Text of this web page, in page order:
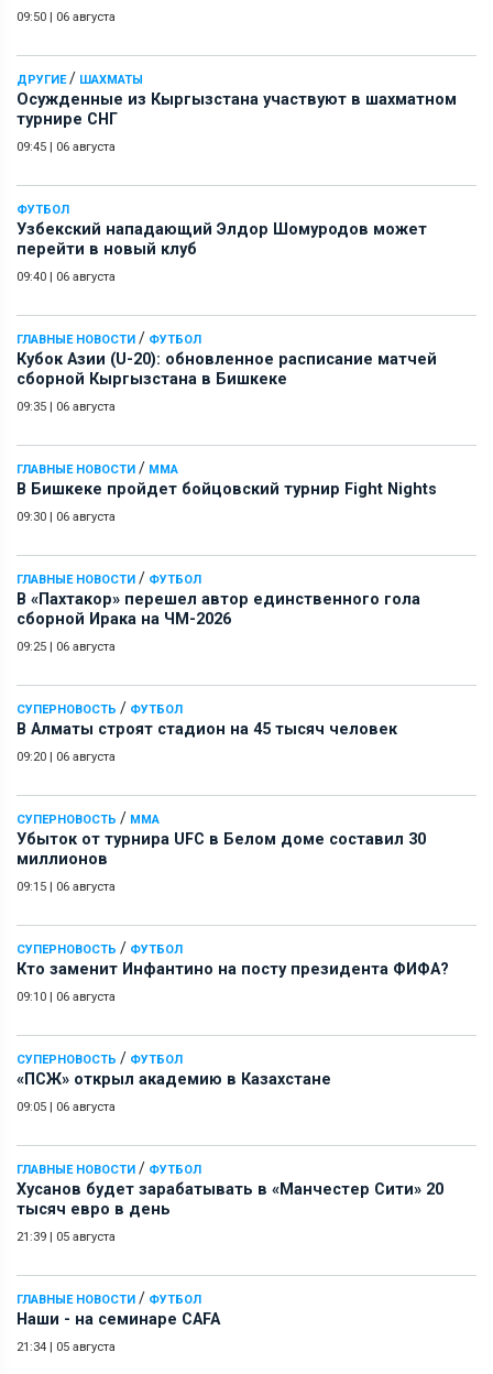
09:50 | 06 августа
ДРУГИЕ/ ШАХМАТЫ
Осужденные из Кыргызстана участвуют в шахматном
турнире СНГ
09:45 | 06 августа
ФУТБОЛ
Узбекский нападающий Элдор Шомуродов может
перейти в новый клуб
09:40 | 06 августа
ГЛАВНЫЕ НОВОСТИ / ФУТБОЛ
Кубок Азии (U-20): обновленное расписание матчей
сборной Кыргызстана в Бишкеке
09:35 | 06 августа
ГЛАВНЫЕ НОВОСТИ / ММА
В Бишкеке пройдет бойцовский турнир Fight Nights
09:30 | 06 августа
ГЛАВНЫЕ НОВОСТИ / ФУТБОЛ
В «Пахтакор» перешел автор единственного гола
сборной Ирака на ЧМ-2026
09:25 | 06 августа
СУПЕРНОВОСТЬ / ФУТБОЛ
В Алматы строят стадион на 45 тысяч человек
09:20 | 06 августа
СУПЕРНОВОСТЬ / ММА
Убыток от турнира UFC в Белом доме составил 30
миллионов
09:15 | 06 августа
СУПЕРНОВОСТЬ / ФУТБОЛ
Кто заменит Инфантино на посту президента ФИФА?
09:10 | 06 августа
СУПЕРНОВОСТЬ / ФУТБОЛ
«ПСЖ» открыл академию в Казахстане
09:05 | 06 августа
ГЛАВНЫЕ НОВОСТИ / ФУТБОЛ
Хусанов будет зарабатывать в «Манчестер Сити» 20
тысяч евро в день
21:39 | 05 августа
ГЛАВНЫЕ НОВОСТИ / ФУТБОЛ
Наши - на семинаре СAFA
21:34 | 05 августа